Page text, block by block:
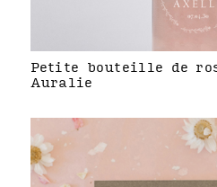
Petite bouteille de
Auralie